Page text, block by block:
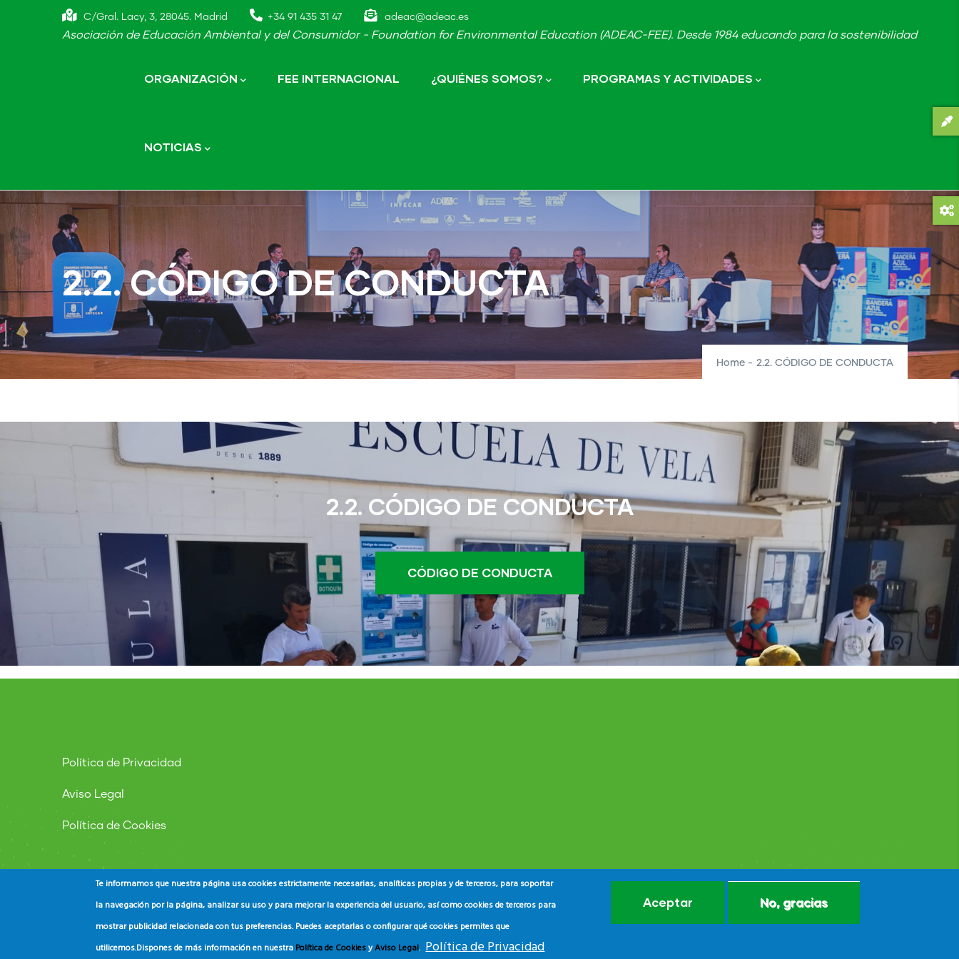
C/Gral. Lacy, 3, 28045. Madrid +34 91 435 31 47 adeac@adeac.es
Asociación de Educación Ambiental y del Consumidor - Foundation for Environmental Education (ADEAC-FEE). Desde 1984 educando para la sostenibilidad
navigation
ORGANIZACIÓN FEE INTERNACIONAL ¿QUIÉNES SOMOS? PROGRAMAS Y ACTIVIDADES
NOTICIAS
2.2. CÓDIGO DE CONDUCTA
Home - 2.2. CÓDIGO DE CONDUCTA
2.2. CÓDIGO DE CONDUCTA
CÓDIGO DE CONDUCTA
Política de Privacidad
Aviso Legal
Política de Cookies
© Copyright ADEAC2023. All Rights Reserved.
Te informamos que nuestra página usa cookies estrictamente necesarias, analíticas propias y de terceros, para soportar
la navegación por la página, analizar su uso y para mejorar la experiencia del usuario, así como cookies de terceros para
mostrar publicidad relacionada con tus preferencias. Puedes aceptarlas o configurar qué cookies permites que
utilicemos.Dispones de más información en nuestra Política de CookiesyAviso Legal. Política de Privacidad
Aceptar No, gracias